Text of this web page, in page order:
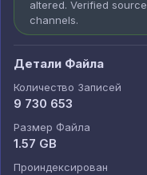
altered. Verified
channels.
Детали Файла
Количество Записей
9 730 653
Размер Файла
1.57 GB
Проиндексирован